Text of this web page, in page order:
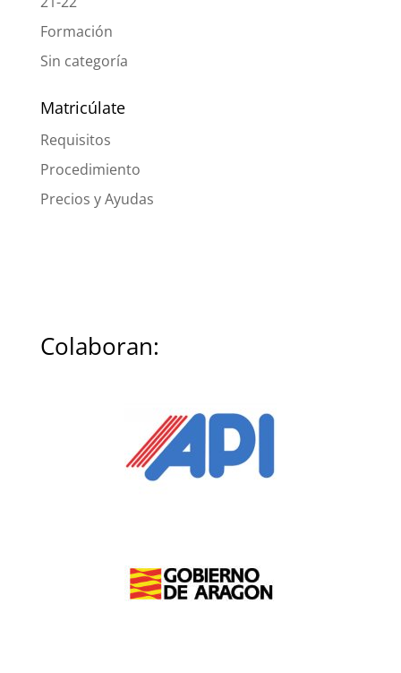
Formación
Sin categoría
Matricúlate
Requisitos
Procedimiento
Precios y Ayudas
Colaboran: